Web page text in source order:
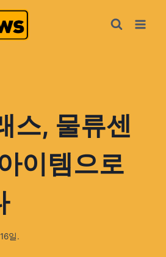
스, 물류센
이템으로
일.